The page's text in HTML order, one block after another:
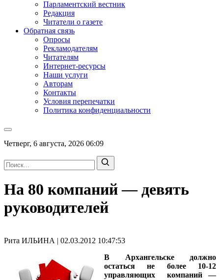
Парламентский вестник
Редакция
Читатели о газете
Обратная связь
Опросы
Рекламодателям
Читателям
Интернет-ресурсы
Наши услуги
Авторам
Контакты
Условия перепечатки
Политика конфиденциальности
Четверг, 6 августа, 2026 06:09
На 80 компаний — девять
руководителей
Рита ИЛЬИНА | 02.03.2012 10:47:53
В Архангельске должно
остаться не более 10-12
управляющих компаний —